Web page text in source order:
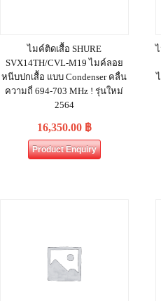
ไมค์ติดเสื้อ SHURE
SVX14TH/CVL-M19 ไมค์ลอย
หนีบปกเสื้อ แบบ Condenser คลื่น
ความถี่ 694-703 MHz ! รุ่นใหม่
2564
16,350.00 ฿
Product Enquiry